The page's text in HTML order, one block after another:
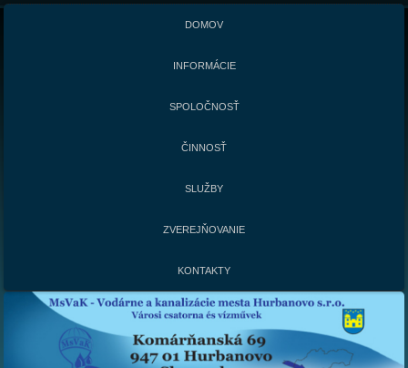
DOMOV
INFORMÁCIE
SPOLOČNOSŤ
ČINNOSŤ
SLUŽBY
ZVEREJŇOVANIE
KONTAKTY